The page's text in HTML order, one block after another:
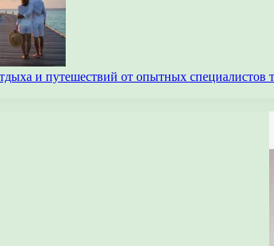
и путешествий от опытных специалистов